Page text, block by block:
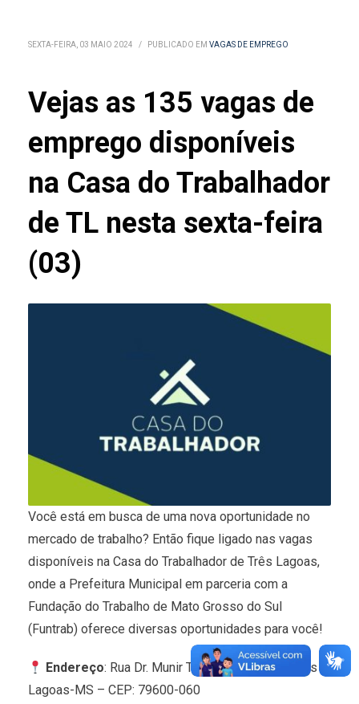
SEXTA-FEIRA, 03 MAIO 2024 / PUBLICADO EM VAGAS DE EMPREGO
Vejas as 135 vagas de
emprego disponíveis
na Casa do Trabalhador
de TL nesta sexta-feira
(03)
Você está em busca de uma nova oportunidade no
mercado de trabalho? Então fique ligado nas vagas
disponíveis na Casa do Trabalhador de Três Lagoas,
onde a Prefeitura Municipal em parceria com a
Fundação do Trabalho de Mato Grosso do Sul
(Funtrab) oferece diversas oportunidades para você!
Endereço: Rua Dr. Munir Thomé, 86, Centro, Três
Lagoas-MS – CEP: 79600-060